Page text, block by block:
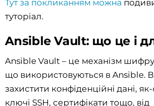
Тут за покликанням можна
туторіал.
Ansible Vault: що це і
Ansible Vault – це механізм
що використовуються в Ansible.
захистити конфіденційні дані,
ключі SSH, сертифікати тощо, від